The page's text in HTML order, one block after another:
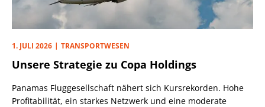
1. JULI 2026 TRANSPORTWESEN
Unsere Strategie zu Copa Holdings
Panamas Fluggesellschaft nähert sich Kursrekorden. Hohe
Profitabilität, ein starkes Netzwerk und eine moderate